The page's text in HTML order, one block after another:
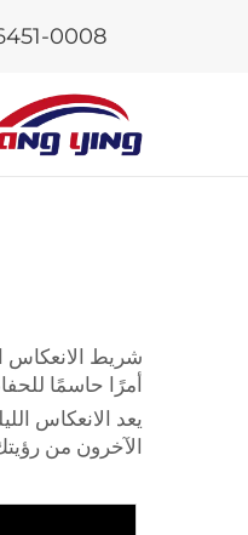
0008
شريط الانعكاس
أمرًا حاسمًا
يعد الانعكاس
الآخرون من